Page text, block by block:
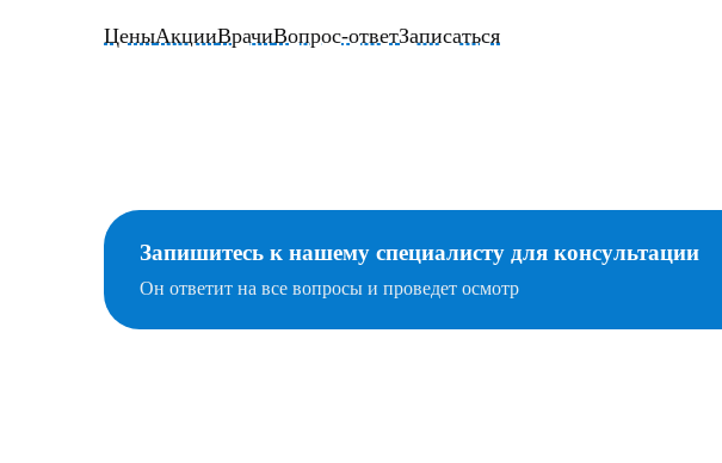
ЦеныАкцииВрачиВопрос-ответЗаписаться
Запишитесь к нашему специалисту для консультации
Он ответит на все вопросы и проведет осмотр